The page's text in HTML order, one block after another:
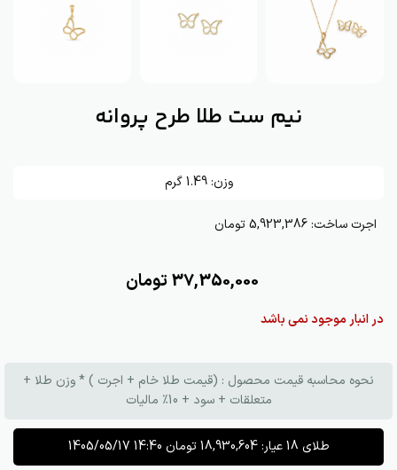
نیم ست طلا طرح پروانه
وزن: 1.49 گرم
اجرت ساخت:5,923,386 تومان
37,350,000تومان
در انبار موجود نمی باشد
نحوه محاسبه قیمت محصول : (قیمت طلا خام + اجرت ) * وزن طلا +
متعلقات + سود + 10٪ مالیات
طلای 18 عیار: 18,930,604تومان 1405/05/17 14:40